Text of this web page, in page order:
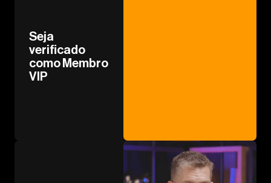
Seja
verificado
como Membro
VIP